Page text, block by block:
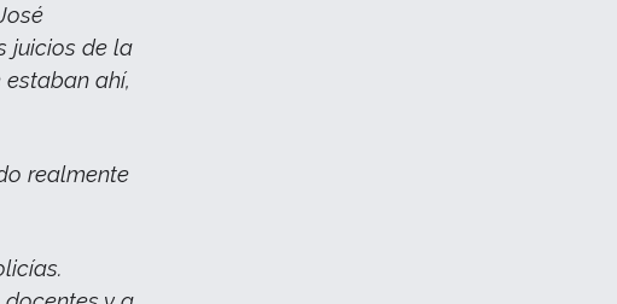
juicios de la
ahí,
realmente